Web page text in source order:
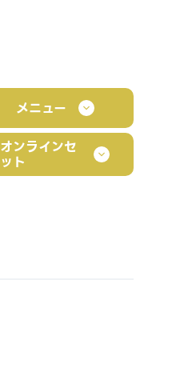
メニュー
オンラインセ
ット